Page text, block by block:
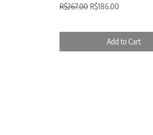
Regular Price
R$267.00 Sale Price
R$186.00
Add to Cart